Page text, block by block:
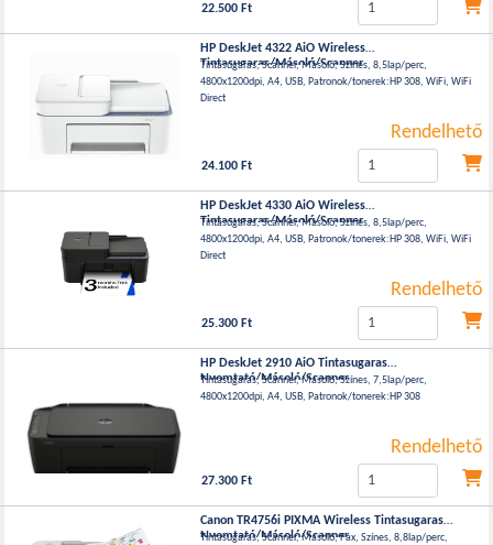
22.500 Ft
HP DeskJet 4322 AiO Wireless
Tintasugaras/Másoló/Scanner
Tintasugaras, Scanner, Másoló, Színes, 8,5lap/perc,
4800x1200dpi, A4, USB, Patronok/tonerek:HP 308, WiFi, WiFi
Direct
Rendelhető
24.100 Ft
HP DeskJet 4330 AiO Wireless
Tintasugaras/Másoló/Scanner
Tintasugaras, Scanner, Másoló, Színes, 8,5lap/perc,
4800x1200dpi, A4, USB, Patronok/tonerek:HP 308, WiFi, WiFi
Direct
Rendelhető
25.300 Ft
HP DeskJet 2910 AiO Tintasugaras
Nyomtató/Másoló/Scanner
Tintasugaras, Scanner, Másoló, Színes, 7,5lap/perc,
4800x1200dpi, A4, USB, Patronok/tonerek:HP 308
Rendelhető
27.300 Ft
Canon TR4756i PIXMA Wireless Tintasugaras
Nyomtató/Másoló/Scanner
Tintasugaras, Scanner, Másoló, Fax, Színes, 8,8lap/perc,